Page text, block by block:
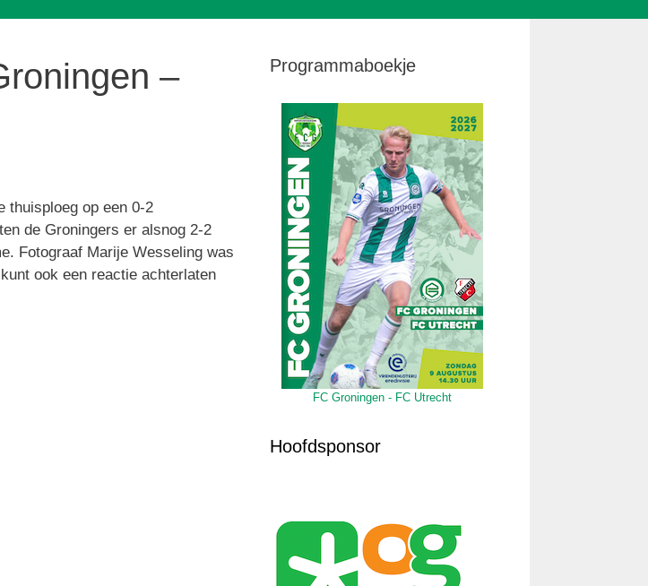
–
thuisploeg op een 0-2
de Groningers er alsnog 2-2
Fotograaf Marije Wesseling was
ook een reactie achterlaten
Programmaboekje
FC Groningen - FC Utrecht
Hoofdsponsor